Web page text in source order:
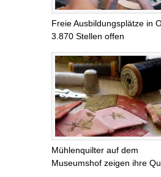
Freie Ausbildungsplätze in
3.870 Stellen offen
Mühlenquilter auf dem
Museumshof zeigen ihre